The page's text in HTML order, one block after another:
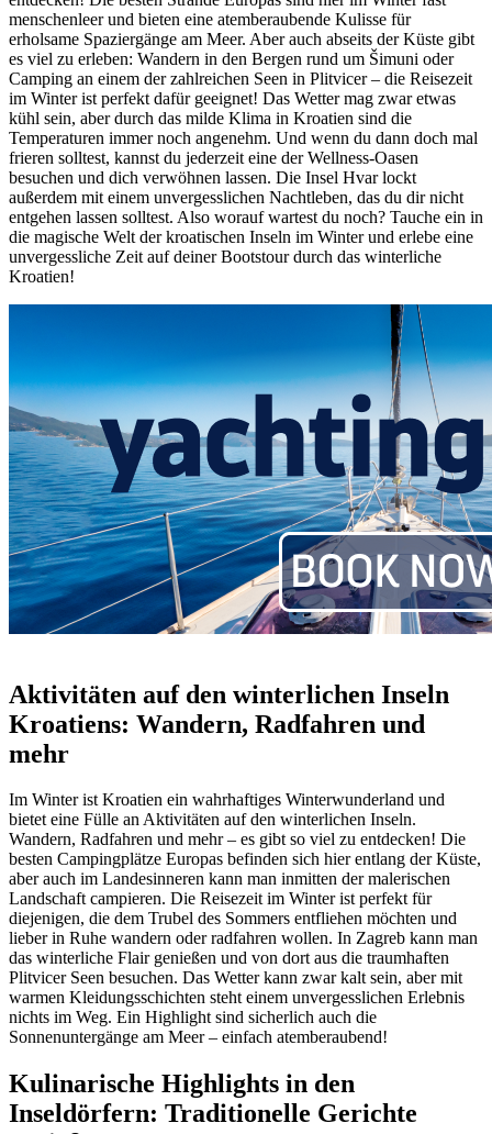
menschenleer und bieten eine atemberaubende Kulisse für
erholsame Spaziergänge am Meer. Aber auch abseits der Küste gibt
es viel zu erleben: Wandern in den Bergen rund um Šimuni oder
Camping an einem der zahlreichen Seen in Plitvicer – die Reisezeit
im Winter ist perfekt dafür geeignet! Das Wetter mag zwar etwas
kühl sein, aber durch das milde Klima in Kroatien sind die
Temperaturen immer noch angenehm. Und wenn du dann doch mal
frieren solltest, kannst du jederzeit eine der Wellness-Oasen
besuchen und dich verwöhnen lassen. Die Insel Hvar lockt
außerdem mit einem unvergesslichen Nachtleben, das du dir nicht
entgehen lassen solltest. Also worauf wartest du noch? Tauche ein in
die magische Welt der kroatischen Inseln im Winter und erlebe eine
unvergessliche Zeit auf deiner Bootstour durch das winterliche
Kroatien!
Aktivitäten auf den winterlichen Inseln
Kroatiens: Wandern, Radfahren und
mehr
Im Winter ist Kroatien ein wahrhaftiges Winterwunderland und
bietet eine Fülle an Aktivitäten auf den winterlichen Inseln.
Wandern, Radfahren und mehr – es gibt so viel zu entdecken! Die
besten Campingplätze Europas befinden sich hier entlang der Küste,
aber auch im Landesinneren kann man inmitten der malerischen
Landschaft campieren. Die Reisezeit im Winter ist perfekt für
diejenigen, die dem Trubel des Sommers entfliehen möchten und
lieber in Ruhe wandern oder radfahren wollen. In Zagreb kann man
das winterliche Flair genießen und von dort aus die traumhaften
Plitvicer Seen besuchen. Das Wetter kann zwar kalt sein, aber mit
warmen Kleidungsschichten steht einem unvergesslichen Erlebnis
nichts im Weg. Ein Highlight sind sicherlich auch die
Sonnenuntergänge am Meer – einfach atemberaubend!
Kulinarische Highlights in den
Inseldörfern: Traditionelle Gerichte